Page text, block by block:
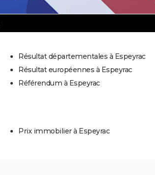
Résultat départementales à Espeyrac
Résultat européennes à Espeyrac
Référendum à Espeyrac
Prix immobilier à Espeyrac